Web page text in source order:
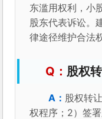
东滥用权利，小
股东代表诉讼。
律途径维护合法
股权
股权转
权程序；2）签